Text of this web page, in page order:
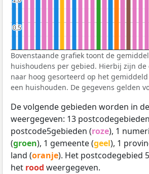
0,5
0,5
Bovenstaande grafiek toont de
huishoudens per gebied. Hierbij zijn de
naar hoog gesorteerd op het
een huishouden. De gegevens gelden
De volgende gebieden worden in
weergegeven: 13
postcode5gebieden (roze), 1
(groen), 1 gemeente (geel), 1
land (oranje). Het postcodegebied
het rood weergegeven.